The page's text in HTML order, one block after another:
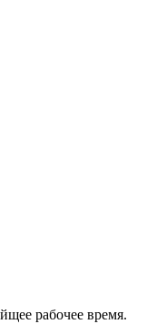
рабочее время.